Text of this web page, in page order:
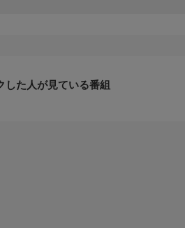
した人が見ている番組